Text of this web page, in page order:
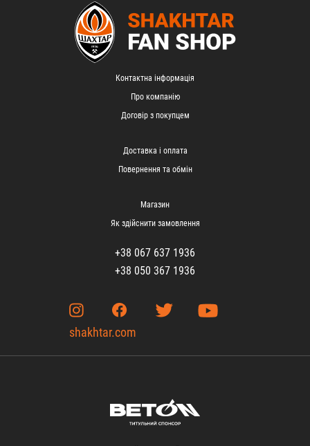
Контактна інформація
Про компанію
Договір з покупцем
Доставка і оплата
Повернення та обмін
Магазин
Як здійснити замовлення
+38 067 637 1936
+38 050 367 1936
shakhtar.com